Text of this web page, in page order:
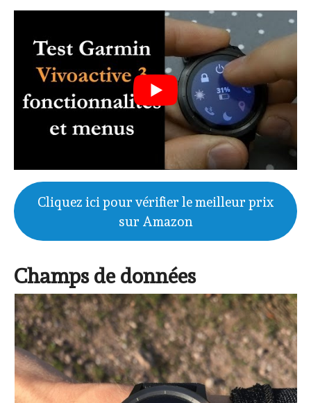
Cliquez ici pour vérifier le meilleur prix
sur Amazon
Champs de données